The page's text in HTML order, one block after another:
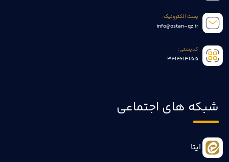
پست الکترونیک:
info@ostan-qz.ir
کدپستی:
3414613155
شبکه های اجتماعی
ایتا